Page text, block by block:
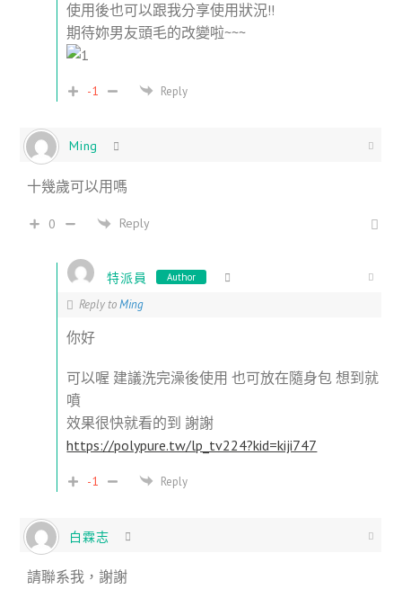
使用後也可以跟我分享使用狀況!!
期待妳男友頭毛的改變啦~~~
-1 Reply
Ming
十幾歲可以用嗎
0 Reply
特派員 Author
Reply toMing
你好
可以喔 建議洗完澡後使用 也可放在隨身包 想到就
噴
效果很快就看的到 謝謝
https://polypure.tw/lp_tv224?kid=kiji747
-1 Reply
白霖志
請聯系我，謝謝